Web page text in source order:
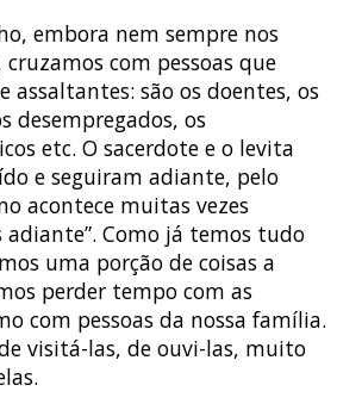
embora nem sempre nos
com pessoas que
assaltantes: são os doentes, os
desempregados, os
etc. O sacerdote e o levita
e seguiram adiante, pelo
acontece muitas vezes
adiante”. Como já temos tudo
uma porção de coisas a
perder tempo com as
com pessoas da nossa família.
visitá-las, de ouvi-las, muito